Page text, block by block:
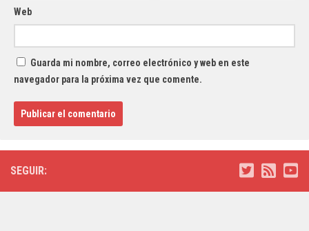
Web
Guarda mi nombre, correo electrónico y web en este
navegador para la próxima vez que comente.
SEGUIR: